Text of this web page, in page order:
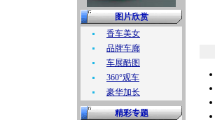
图片欣赏
香车美女
品牌车廊
车展酷图
360°观车
豪华加长
精彩专题